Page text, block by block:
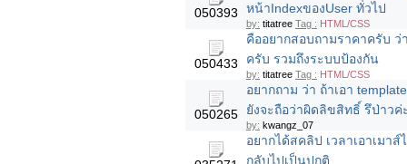
050393
หน้าIndexของUser ทั่วไป
by: titatree Tag : HTML/CSS
050433
คืออยากสอบถามราคาครับ ว่
ครับ รวมถึงระบบป้องกัน
by: titatree Tag : HTML/CSS
050265
อยากถาม ว่า ถ้าเอา
ยังจะถือว่าผิดลิขสิทธิ์ รึป่าวค่
by: kwangz_07
อยากได้สคลิป เวลาเอาเมา
กลับไปเป็นปกติ